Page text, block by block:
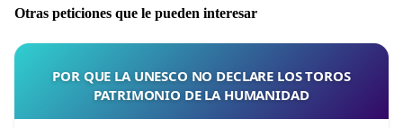
Otras peticiones que le pueden interesar
POR QUE LA UNESCO NO DECLARE LOS TOROS
PATRIMONIO DE LA HUMANIDAD